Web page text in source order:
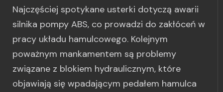
Najczęściej spotykane usterki dotyczą awarii
silnika pompy ABS, co prowadzi do zakłóceń w
pracy układu hamulcowego. Kolejnym
poważnym mankamentem są problemy
związane z blokiem hydraulicznym, które
objawiają się wpadającym pedałem hamulca